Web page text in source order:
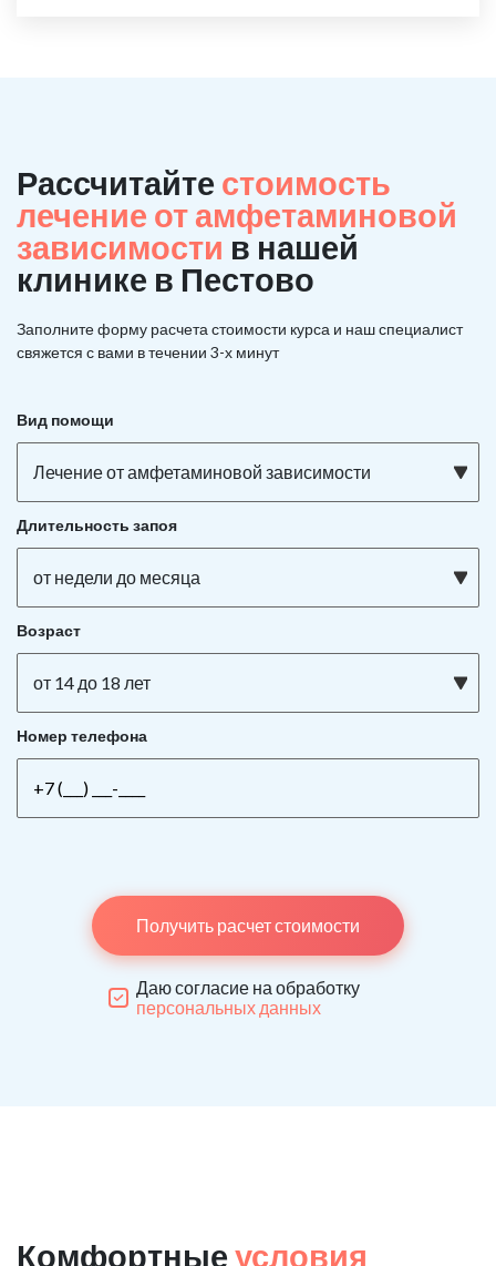
Рассчитайте стоимость
лечение от амфетаминовой
зависимости в нашей
клинике в Пестово
Заполните форму расчета стоимости курса и наш специалист
свяжется с вами в течении 3-х минут
Вид помощи
Лечение от амфетаминовой зависимости
Длительность запоя
от недели до месяца
Возраст
от 14 до 18 лет
Номер телефона
Получить расчет стоимости
Даю согласие на обработку
персональных данных
Комфортные условия